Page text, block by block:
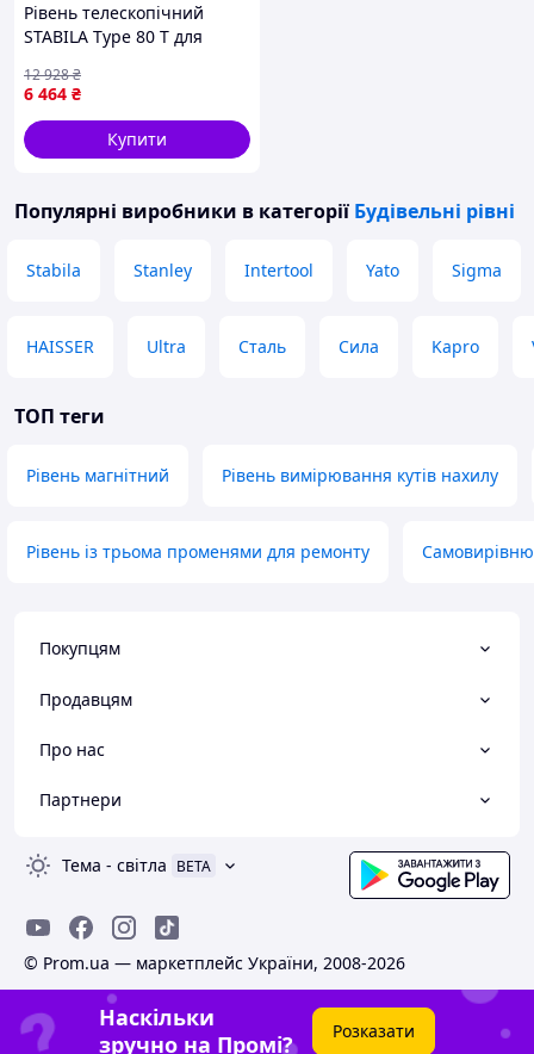
Рівень телескопічний
STABILA Type 80 Т для
точний інструмент з
метричною шкалою
6 464 ₴
12 928₴
Купити
Популярні виробники в категорії Будівельні рівні
Stabila Stanley Intertool Yato Sigma
HAISSER Ultra Сталь Сила Kapro
ТОП теги
Рівень магнітний Рівень вимірювання кутів нахилу
Рівень із трьома променями для ремонту
Покупцям
Продавцям
Про нас
Партнери
Тема - світла BETA
© Prom.ua — маркетплейс України, 2008-2026
Наскільки
зручно на Промі?
Розказати